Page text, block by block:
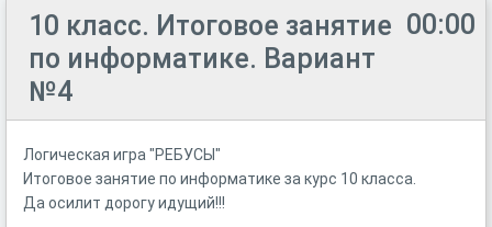
00:00
10 класс. Итоговое занятие
по информатике. Вариант
№4
Логическая игра "РЕБУСЫ"
Итоговое занятие по информатике за курс 10 класса.
Да осилит дорогу идущий!!!